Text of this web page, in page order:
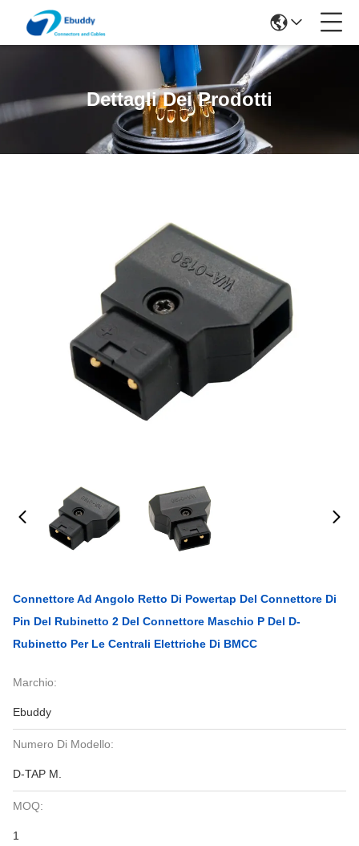
Dettagli Dei Prodotti
Connettore Ad Angolo Retto Di Powertap Del Connettore Di
Pin Del Rubinetto 2 Del Connettore Maschio P Del D-
Rubinetto Per Le Centrali Elettriche Di BMCC
Marchio:
Ebuddy
Numero Di Modello:
D-TAP M.
MOQ:
1